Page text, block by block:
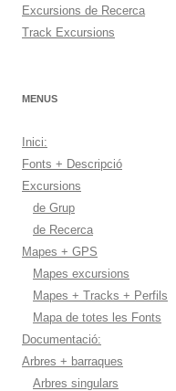
Excursions de Recerca
Track Excursions
MENUS
Inici:
Fonts + Descripció
Excursions
de Grup
de Recerca
Mapes + GPS
Mapes excursions
Mapes + Tracks + Perfils
Mapa de totes les Fonts
Documentació:
Arbres + barraques
Arbres singulars